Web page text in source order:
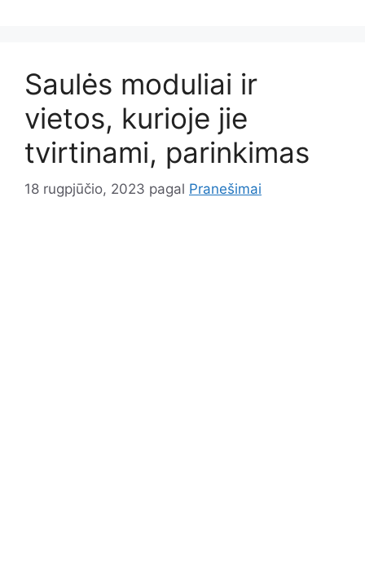
Saulės moduliai ir
vietos, kurioje jie
tvirtinami, parinkimas
18 rugpjūčio, 2023 pagal Pranešimai